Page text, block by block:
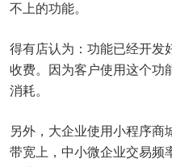
不上的功能。
得有店认为：功能已经开发
收费。因为客户使用这个功
消耗。
另外，大企业使用小程序商
带宽上，中小微企业交易频